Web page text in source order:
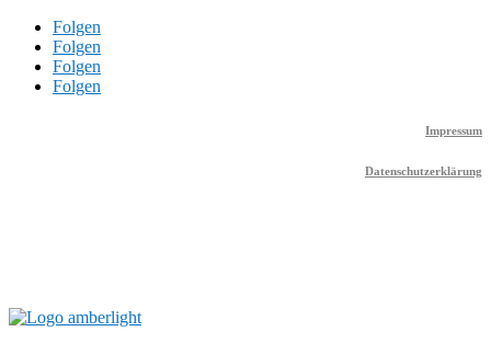
Folgen
Folgen
Folgen
Folgen
Impressum
Datenschutzerklärung